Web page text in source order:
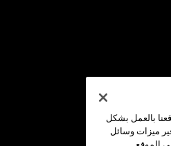
بالعمل بشكل
ميزات وسائل